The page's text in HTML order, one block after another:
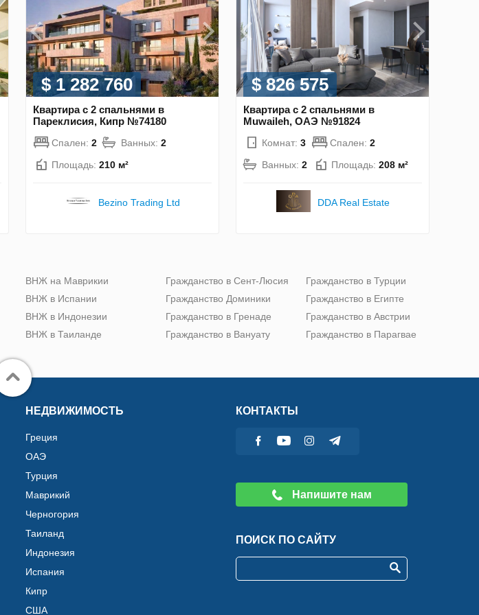
$ 1 282 760
Квартира с 2 спальнями в
Пареклисия, Кипр №74180
Спален: 2 Ванных: 2
Площадь: 210 м²
Bezino Trading Ltd
$ 826 575
Квартира с 2 спальнями в
Muwaileh, ОАЭ №91824
Комнат: 3 Спален: 2
Ванных: 2 Площадь: 208 м²
DDA Real Estate
ВНЖ на Маврикии
ВНЖ в Испании
ВНЖ в Индонезии
ВНЖ в Таиланде
Гражданство в Сент-Люсия
Гражданство Доминики
Гражданство в Гренаде
Гражданство в Вануату
Гражданство в Турции
Гражданство в Египте
Гражданство в Австрии
Гражданство в Парагвае
НЕДВИЖИМОСТЬ
Греция
ОАЭ
Турция
Маврикий
Черногория
Таиланд
Индонезия
Испания
Кипр
США
КОНТАКТЫ
Напишите нам
ПОИСК ПО САЙТУ